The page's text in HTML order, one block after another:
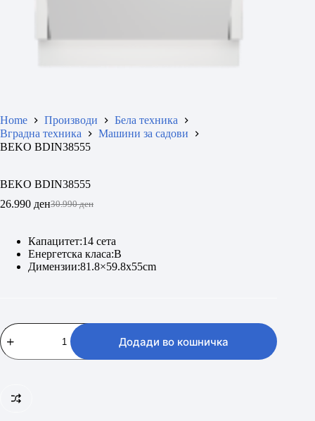
Home Производи
Бела техника
Вградна техника
Машини за садови
BEKO BDIN38555
BEKO BDIN38555
30.990ден
Original
30.990 ден.
26.990 денCurrent
26.990 ден.
Капацитет:14 сета
Енергетска класа:B
Димензии:81.8×59.8x55cm
BEKO
BDIN38555
количина
Додади во кошничка